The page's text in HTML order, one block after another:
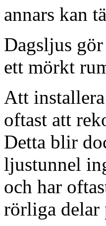
annars kan
Dagsljus
ett mörkt
Att
oftast att
Detta blir
ljustunnel
och har
rörliga delar